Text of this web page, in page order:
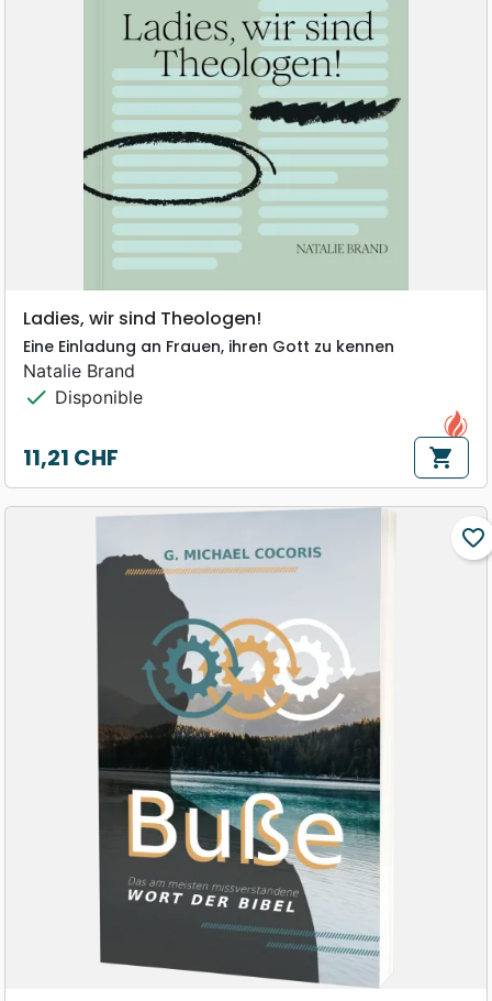
Ladies, wir sind Theologen!
Eine Einladung an Frauen, ihren Gott zu kennen
Natalie Brand
check Disponible
Prix
11,21 CHF shopping_cart
favorite_border